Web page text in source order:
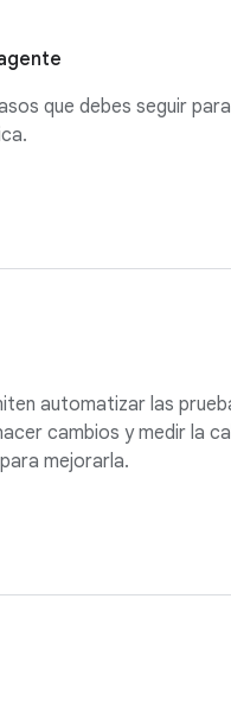
que debes seguir
automatizar las
cambios y medir la
mejorarla.